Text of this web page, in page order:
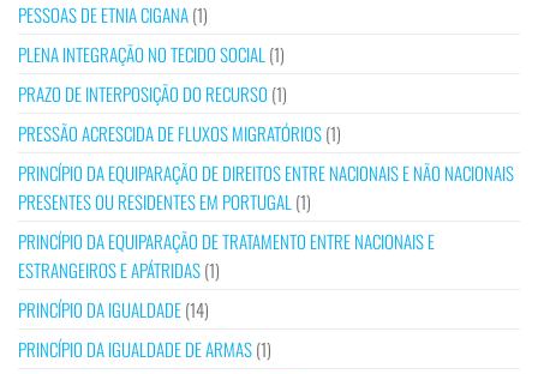
PESSOAS DE ETNIA CIGANA(1)
PLENA INTEGRAÇÃO NO TECIDO SOCIAL(1)
PRAZO DE INTERPOSIÇÃO DO RECURSO (1)
PRESSÃO ACRESCIDA DE FLUXOS MIGRATÓRIOS(1)
PRINCÍPIO DA EQUIPARAÇÃO DE DIREITOS ENTRE NACIONAIS E NÃO NACIONAIS
PRESENTES OU RESIDENTES EM PORTUGAL(1)
PRINCÍPIO DA EQUIPARAÇÃO DE TRATAMENTO ENTRE NACIONAIS E
ESTRANGEIROS E APÁTRIDAS(1)
PRINCÍPIO DA IGUALDADE(14)
PRINCÍPIO DA IGUALDADE DE ARMAS(1)